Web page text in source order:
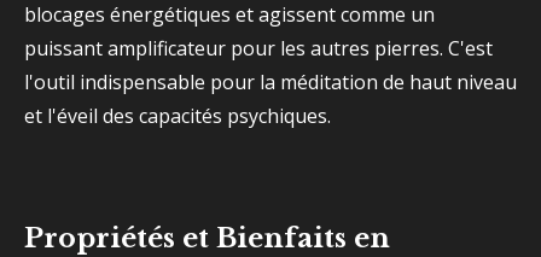
blocages énergétiques et agissent comme un
puissant amplificateur pour les autres pierres. C'est
l'outil indispensable pour la méditation de haut niveau
et l'éveil des capacités psychiques.
Propriétés et Bienfaits en